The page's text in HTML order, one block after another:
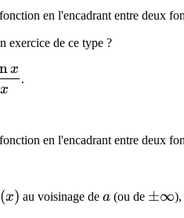
en l'encadrant entre deux
exercice de ce type ?
x
x
.
en l'encadrant entre deux
(x) au voisinage dea
a (ou de ±∞),